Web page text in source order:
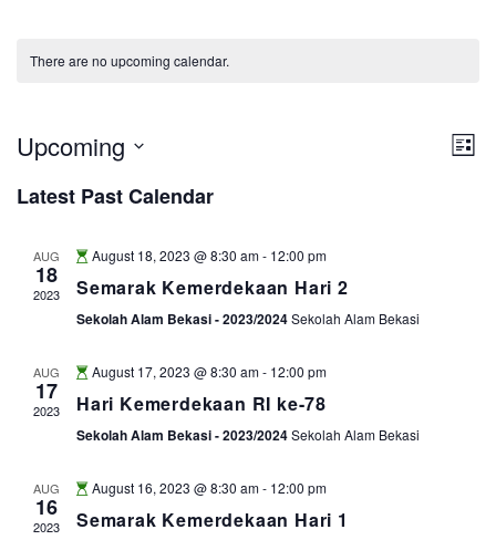
There are no upcoming calendar.
List
Upcoming
date.
Latest Past Calendar
AUG
18
2023
August 18, 2023 @ 8:30 am- 12:00 pm
Semarak Kemerdekaan Hari 2
Sekolah Alam Bekasi - 2023/2024Sekolah Alam Bekasi
AUG
17
2023
August 17, 2023 @ 8:30 am- 12:00 pm
Hari Kemerdekaan RI ke-78
Sekolah Alam Bekasi - 2023/2024Sekolah Alam Bekasi
AUG
16
2023
August 16, 2023 @ 8:30 am- 12:00 pm
Semarak Kemerdekaan Hari 1